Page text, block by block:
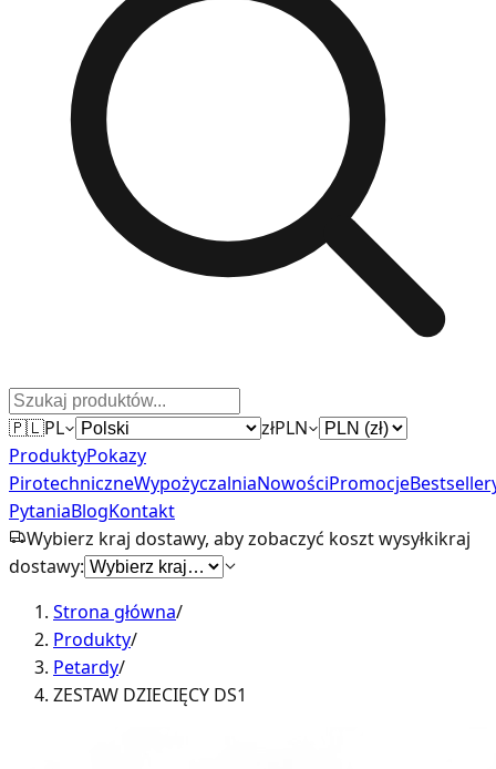
🇵🇱PL złPLN
ProduktyPokazy
PirotechniczneWypożyczalniaNowościPromocje
PytaniaBlogKontakt
Wybierz kraj dostawy, aby zobaczyć koszt wysyłkikraj
dostawy:
Strona główna/
Produkty/
Petardy/
ZESTAW DZIECIĘCY DS1